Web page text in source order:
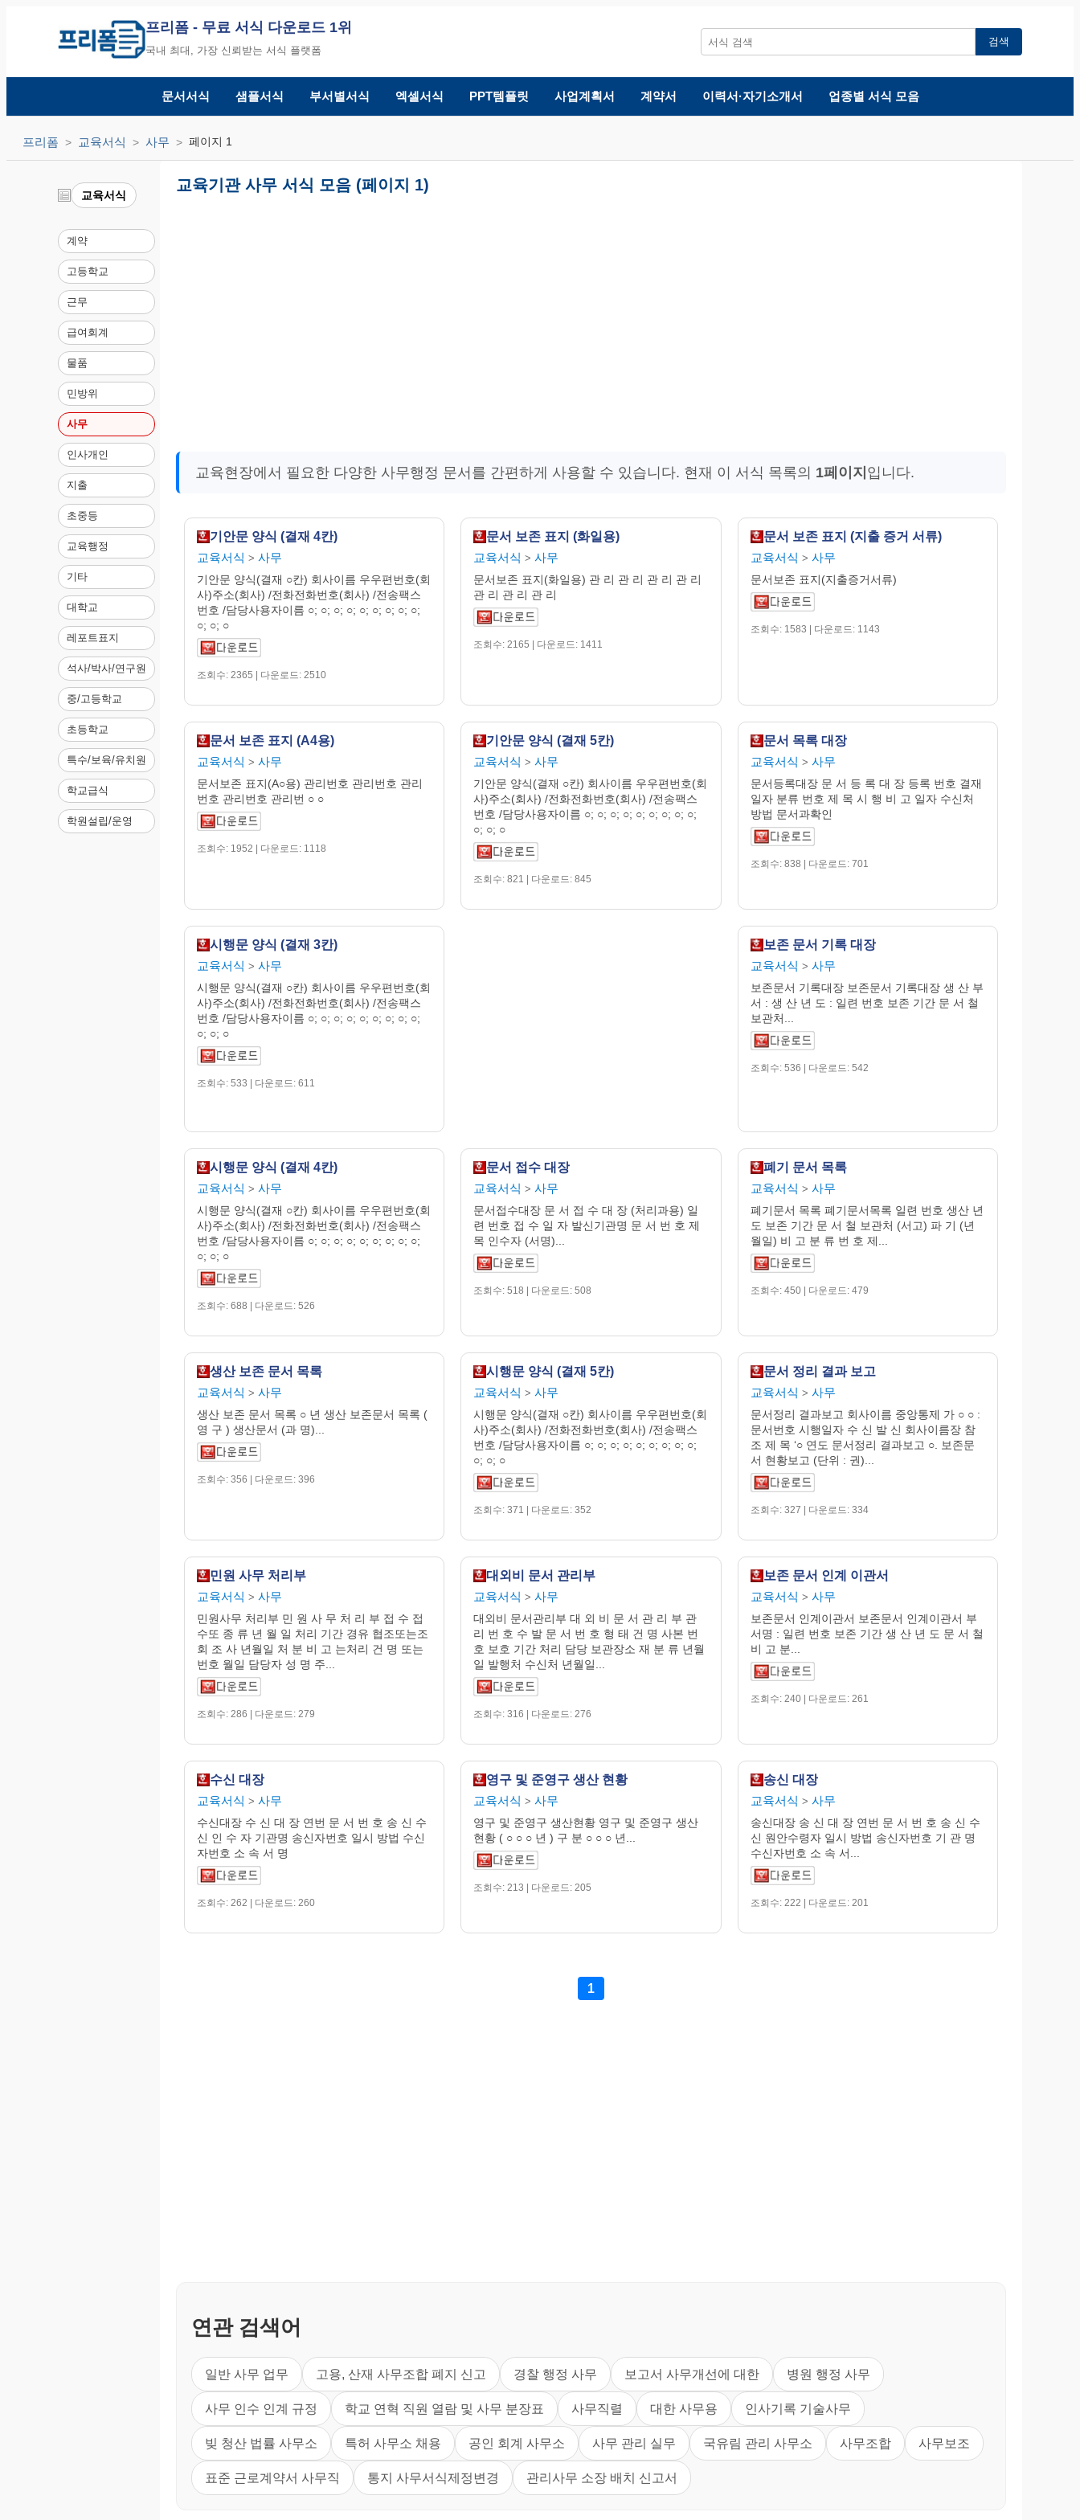
프리폼 - 무료 서식 다운로드 1위
국내 최대, 가장 신뢰받는 서식 플랫폼
검색
문서서식 샘플서식 부서별서식 엑셀서식 PPT템플릿 사업계획서 계약서 이력서·자기소개서 업종별 서식 모음
프리폼 교육서식 사무 페이지 1
교육서식
계약
고등학교
근무
급여회계
물품
민방위
사무
인사개인
지출
초중등
교육행정
기타
대학교
레포트표지
석사/박사/연구원
중/고등학교
초등학교
특수/보육/유치원
학교급식
학원설립/운영
교육기관 사무 서식 모음 (페이지 1)
교육현장에서 필요한 다양한 사무행정 문서를 간편하게 사용할 수 있습니다. 현재 이 서식 목록의 1페이지 입니다.
기안문 양식 (결재 4칸)
교육서식 > 사무
기안문 양식(결재 ○칸) 회사이름 우우편번호(회
사)주소(회사) /전화전화번호(회사) /전송팩스
번호 /담당사용자이름 ○; ○; ○; ○; ○; ○; ○; ○; ○;
○; ○; ○
조회수: 2365 | 다운로드: 2510
문서 보존 표지 (화일용)
교육서식 >사무
문서보존 표지(화일용) 관 리 관 리 관 리 관 리
관 리 관 리 관 리
조회수: 2165 | 다운로드: 1411
문서 보존 표지 (지출 증거 서류)
교육서식 > 사무
문서보존 표지(지출증거서류)
조회수: 1583 | 다운로드: 1143
문서 보존 표지 (A4용)
교육서식 > 사무
문서보존 표지(A○용) 관리번호 관리번호 관리
번호 관리번호 관리번 ○ ○
조회수: 1952 | 다운로드: 1118
기안문 양식 (결재 5칸)
교육서식 >사무
기안문 양식(결재 ○칸) 회사이름 우우편번호(회
사)주소(회사) /전화전화번호(회사) /전송팩스
번호 /담당사용자이름 ○; ○; ○; ○; ○; ○; ○; ○; ○;
○; ○; ○
조회수: 821 | 다운로드: 845
문서 목록 대장
교육서식 > 사무
문서등록대장 문 서 등 록 대 장 등록 번호 결재
일자 분류 번호 제 목 시 행 비 고 일자 수신처
방법 문서과확인
조회수: 838 | 다운로드: 701
시행문 양식 (결재 3칸)
교육서식 > 사무
시행문 양식(결재 ○칸) 회사이름 우우편번호(회
사)주소(회사) /전화전화번호(회사) /전송팩스
번호 /담당사용자이름 ○; ○; ○; ○; ○; ○; ○; ○; ○;
○; ○; ○
조회수: 533 | 다운로드: 611
보존 문서 기록 대장
교육서식 > 사무
보존문서 기록대장 보존문서 기록대장 생 산 부
서 : 생 산 년 도 : 일련 번호 보존 기간 문 서 철
보관처...
조회수: 536 | 다운로드: 542
시행문 양식 (결재 4칸)
교육서식 > 사무
시행문 양식(결재 ○칸) 회사이름 우우편번호(회
사)주소(회사) /전화전화번호(회사) /전송팩스
번호 /담당사용자이름 ○; ○; ○; ○; ○; ○; ○; ○; ○;
○; ○; ○
조회수: 688 | 다운로드: 526
문서 접수 대장
교육서식 >사무
문서접수대장 문 서 접 수 대 장 (처리과용) 일
련 번호 접 수 일 자 발신기관명 문 서 번 호 제
목 인수자 (서명)...
조회수: 518 | 다운로드: 508
폐기 문서 목록
교육서식 > 사무
폐기문서 목록 폐기문서목록 일련 번호 생산 년
도 보존 기간 문 서 철 보관처 (서고) 파 기 (년
월일) 비 고 분 류 번 호 제...
조회수: 450 | 다운로드: 479
생산 보존 문서 목록
교육서식 > 사무
생산 보존 문서 목록 ○ 년 생산 보존문서 목록 (
영 구 ) 생산문서 (과 명)...
조회수: 356 | 다운로드: 396
시행문 양식 (결재 5칸)
교육서식 >사무
시행문 양식(결재 ○칸) 회사이름 우우편번호(회
사)주소(회사) /전화전화번호(회사) /전송팩스
번호 /담당사용자이름 ○; ○; ○; ○; ○; ○; ○; ○; ○;
○; ○; ○
조회수: 371 | 다운로드: 352
문서 정리 결과 보고
교육서식 > 사무
문서정리 결과보고 회사이름 중앙통제 가 ○ ○ :
문서번호 시행일자 수 신 발 신 회사이름장 참
조 제 목 ‘○ 연도 문서정리 결과보고 ○. 보존문
서 현황보고 (단위 : 권)...
조회수: 327 | 다운로드: 334
민원 사무 처리부
교육서식 > 사무
민원사무 처리부 민 원 사 무 처 리 부 접 수 접
수또 종 류 년 월 일 처리 기간 경유 협조또는조
회 조 사 년월일 처 분 비 고 는처리 건 명 또는
번호 월일 담당자 성 명 주...
조회수: 286 | 다운로드: 279
대외비 문서 관리부
교육서식 >사무
대외비 문서관리부 대 외 비 문 서 관 리 부 관
리 번 호 수 발 문 서 번 호 형 태 건 명 사본 번
호 보호 기간 처리 담당 보관장소 재 분 류 년월
일 발행처 수신처 년월일...
조회수: 316 | 다운로드: 276
보존 문서 인계 이관서
교육서식 > 사무
보존문서 인계이관서 보존문서 인계이관서 부
서명 : 일련 번호 보존 기간 생 산 년 도 문 서 철
비 고 분...
조회수: 240 | 다운로드: 261
수신 대장
교육서식 > 사무
수신대장 수 신 대 장 연번 문 서 번 호 송 신 수
신 인 수 자 기관명 송신자번호 일시 방법 수신
자번호 소 속 서 명
조회수: 262 | 다운로드: 260
영구 및 준영구 생산 현황
교육서식 >사무
영구 및 준영구 생산현황 영구 및 준영구 생산
현황 ( ○ ○ ○ 년 ) 구 분 ○ ○ ○ 년...
조회수: 213 | 다운로드: 205
송신 대장
교육서식 > 사무
송신대장 송 신 대 장 연번 문 서 번 호 송 신 수
신 원안수령자 일시 방법 송신자번호 기 관 명
수신자번호 소 속 서...
조회수: 222 | 다운로드: 201
1
연관 검색어
일반 사무 업무 고용, 산재 사무조합 폐지 신고 경찰 행정 사무 보고서 사무개선에 대한 병원 행정 사무
사무 인수 인계 규정 학교 연혁 직원 열람 및 사무 분장표 사무직렬 대한 사무용 인사기록 기술사무
빚 청산 법률 사무소 특허 사무소 채용 공인 회계 사무소 사무 관리 실무 국유림 관리 사무소 사무조합 사무보조
표준 근로계약서 사무직 통지 사무서식제정변경 관리사무 소장 배치 신고서